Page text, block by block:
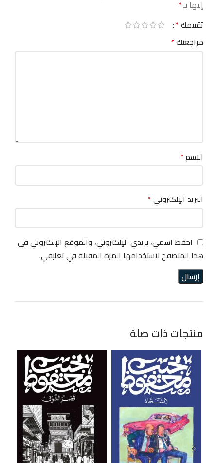
إليها بـ*
تقييمك*
مراجعتك*
الاسم*
البريد الإلكتروني*
احفظ اسمي، بريدي الإلكتروني، والموقع الإلكتروني في
هذا المتصفح لاستخدامها المرة المقبلة في تعليقي.
منتجات ذات صلة